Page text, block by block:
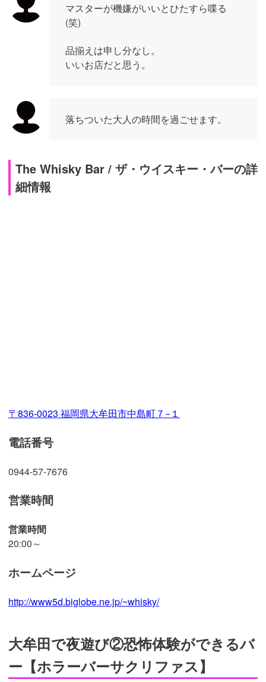
マスターが機嫌がいいとひたすら喋る
(笑)
品揃えは申し分なし。
いいお店だと思う。
落ちついた大人の時間を過ごせます。
The Whisky Bar / ザ・ウイスキー・バーの詳
細情報
〒836-0023 福岡県大牟田市中島町７−１
電話番号
0944-57-7676
営業時間
営業時間
20:00～
ホームページ
http://www5d.biglobe.ne.jp/~whisky/
大牟田で夜遊び②恐怖体験ができるバ
ー【ホラーバーサクリファス】